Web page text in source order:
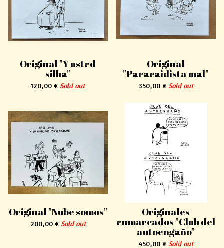
Original "Y usted
silba"
120,00 € Sold out
Original
"Paracaidista mal"
350,00 € Sold out
Original "Nube somos"
200,00 € Sold out
Originales
enmarcados "Club del
autoengaño"
450,00 € Sold out